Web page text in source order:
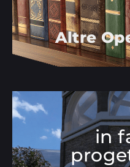
Altre
in